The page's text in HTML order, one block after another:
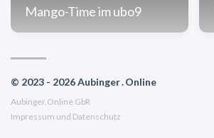
Mango-Time im ubo9
© 2023 - 2026 Aubinger . Online
Aubinger.Online GbR
Impressum und Datenschutz